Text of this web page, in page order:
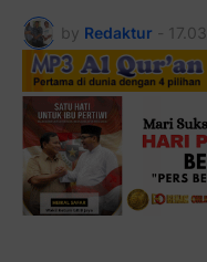
by Redaktur - 17.03